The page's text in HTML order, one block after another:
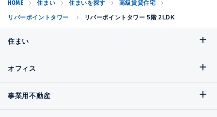
HOME 住まい 住まいを探す 高級賃貸住宅
リバーポイントタワー リバーポイントタワー 5階 2LDK
住まい
オフィス
事業用不動産